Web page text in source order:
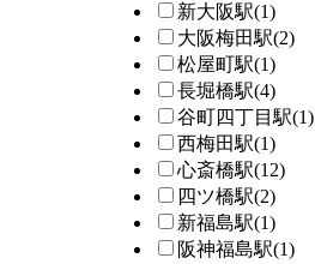
新大阪駅(1)
大阪梅田駅(2)
松屋町駅(1)
長堀橋駅(4)
谷町四丁目駅(1)
西梅田駅(1)
心斎橋駅(12)
四ツ橋駅(2)
新福島駅(1)
阪神福島駅(1)